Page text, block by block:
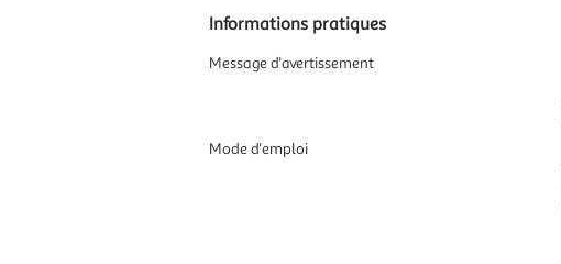
Informations pratiques
Message d'avertissement
Mode d'emploi